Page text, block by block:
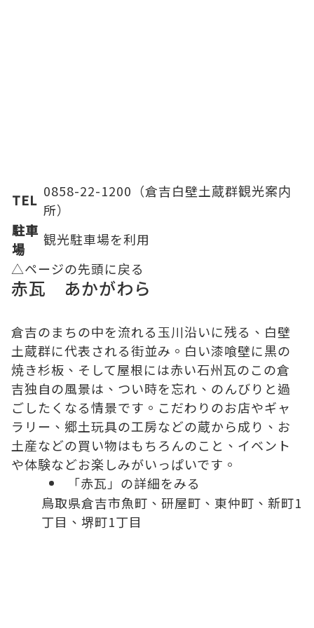
TEL 0858-22-1200（倉吉白壁土蔵群観光案内
所）
駐車
場
観光駐車場を利用
△ページの先頭に戻る
赤瓦 あかがわら
倉吉のまちの中を流れる玉川沿いに残る、白壁
土蔵群に代表される街並み。白い漆喰壁に黒の
焼き杉板、そして屋根には赤い石州瓦のこの倉
吉独自の風景は、つい時を忘れ、のんびりと過
ごしたくなる情景です。こだわりのお店やギャ
ラリー、郷土玩具の工房などの蔵から成り、お
土産などの買い物はもちろんのこと、イベント
や体験などお楽しみがいっぱいです。
「赤瓦」の詳細をみる
鳥取県倉吉市魚町、研屋町、東仲町、新町1
丁目、堺町1丁目